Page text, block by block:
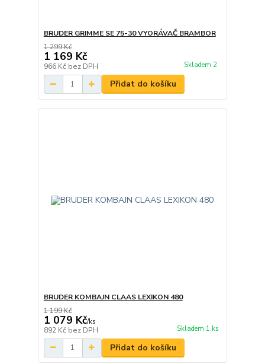
BRUDER GRIMME SE 75-30 VYORÁVAČ BRAMBOR
1 299 Kč
1 169 Kč
966 Kč bez DPH Skladem 2
Přidat do košíku
BRUDER KOMBAJN CLAAS LEXIKON 480
1 199 Kč
1 079 Kč/ks
892 Kč bez DPH Skladem 1 ks
Přidat do košíku